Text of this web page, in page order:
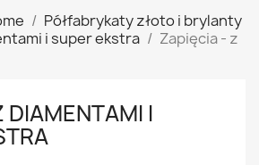
Półfabrykaty złoto i brylanty
i super ekstra
Zapięcia - z
DIAMENTAMI I